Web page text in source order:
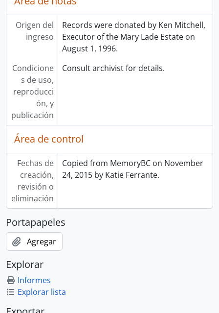
Origen del
ingreso
Records were donated by Ken Mitchell,
Executor of the Mary Lade Estate on
August 1, 1996.
Condicione
s de uso,
reproducci
ón, y
publicación
Consult archivist for details.
Área de control
Fechas de
creación,
revisión o
eliminación
Copied from MemoryBC on November
24, 2015 by Katie Ferrante.
Portapapeles
Agregar
Explorar
Informes
Explorar lista